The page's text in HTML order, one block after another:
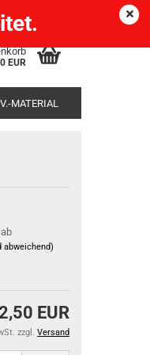
EUR
MATERIAL
abweichend)
EUR
zzgl. Versand